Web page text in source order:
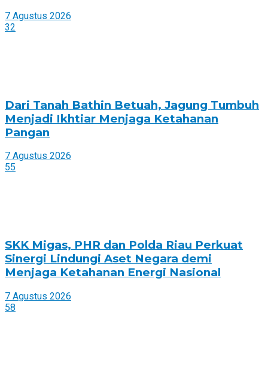
7 Agustus 2026
32
Dari Tanah Bathin Betuah, Jagung Tumbuh
Menjadi Ikhtiar Menjaga Ketahanan
Pangan
7 Agustus 2026
55
SKK Migas, PHR dan Polda Riau Perkuat
Sinergi Lindungi Aset Negara demi
Menjaga Ketahanan Energi Nasional
7 Agustus 2026
58